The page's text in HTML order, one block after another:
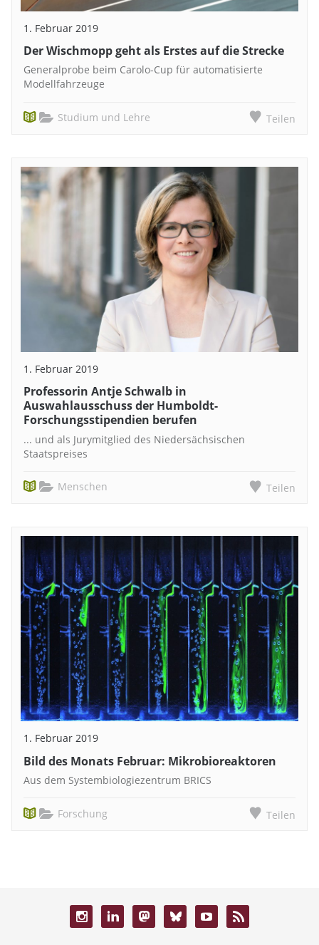
1. Februar 2019
Der Wischmopp geht als Erstes auf die Strecke
Generalprobe beim Carolo-Cup für automatisierte
Modellfahrzeuge
Studium und Lehre Teilen
1. Februar 2019
Professorin Antje Schwalb in
Auswahlausschuss der Humboldt-
Forschungsstipendien berufen
... und als Jurymitglied des Niedersächsischen
Staatspreises
Menschen Teilen
1. Februar 2019
Bild des Monats Februar: Mikrobioreaktoren
Aus dem Systembiologiezentrum BRICS
Forschung Teilen